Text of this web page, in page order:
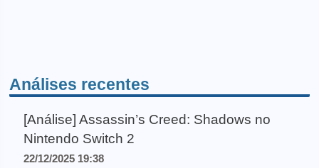
Análises recentes
[Análise] Assassin’s Creed: Shadows no
Nintendo Switch 2
22/12/2025 19:38